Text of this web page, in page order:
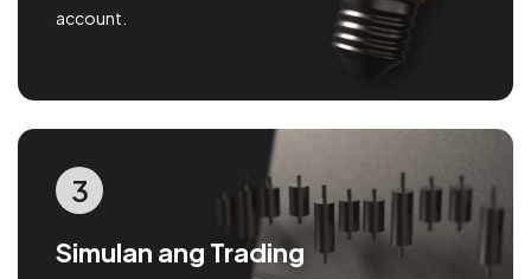
account.
3
Simulan ang Trading